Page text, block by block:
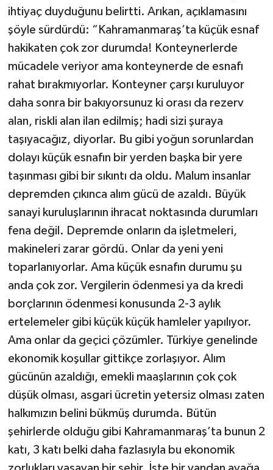
ihtiyaç duyduğunu belirtti. Arıkan, açıklamasını
şöyle sürdürdü: “Kahramanmaraş’ta küçük esnaf
hakikaten çok zor durumda! Konteynerlerde
mücadele veriyor ama konteynerde de esnafı
rahat bırakmıyorlar. Konteyner çarşı kuruluyor
daha sonra bir bakıyorsunuz ki orası da rezerv
alan, riskli alan ilan edilmiş; hadi sizi şuraya
taşıyacağız, diyorlar. Bu gibi yoğun sorunlardan
dolayı küçük esnafın bir yerden başka bir yere
taşınması gibi bir sıkıntı da oldu. Malum insanlar
depremden çıkınca alım gücü de azaldı. Büyük
sanayi kuruluşlarının ihracat noktasında durumları
fena değil. Depremde onların da işletmeleri,
makineleri zarar gördü. Onlar da yeni yeni
toparlanıyorlar. Ama küçük esnafın durumu şu
anda çok zor. Vergilerin ödenmesi ya da kredi
borçlarının ödenmesi konusunda 2-3 aylık
ertelemeler gibi küçük küçük hamleler yapılıyor.
Ama onlar da geçici çözümler. Türkiye genelinde
ekonomik koşullar gittikçe zorlaşıyor. Alım
gücünün azaldığı, emekli maaşlarının çok çok
düşük olması, asgari ücretin yetersiz olması zaten
halkımızın belini bükmüş durumda. Bütün
şehirlerde olduğu gibi Kahramanmaraş’ta bunun 2
katı, 3 katı belki daha fazlasıyla bu ekonomik